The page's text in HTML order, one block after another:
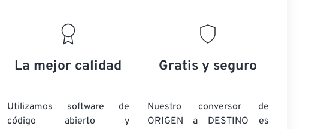
La mejor calidad
Utilizamos software de
código abierto y
Gratis y seguro
Nuestro conversor de
ORIGEN a DESTINO es